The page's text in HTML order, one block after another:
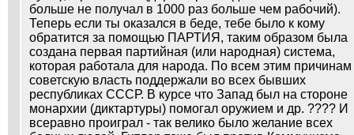
больше не получал в 1000 раз больше чем рабочий).
Теперь если ты оказался в беде, тебе было к кому
обратится за помощью ПАРТИЯ, таким образом была
создана первая партийная (или народная) система,
которая работала для народа. По всем этим причинам
советскую власть поддержали во всех бывших
республиках СССР. В курсе что Запад был на стороне
монархии (диктартуры) помогал оружием и др. ???? И
всеравно проиграл - так велико было желание всех